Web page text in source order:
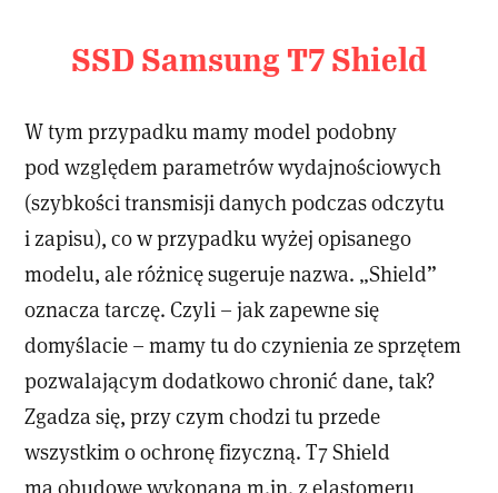
SSD Samsung T7 Shield
W tym przypadku mamy model podobny
pod względem parametrów wydajnościowych
(szybkości transmisji danych podczas odczytu
i zapisu), co w przypadku wyżej opisanego
modelu, ale różnicę sugeruje nazwa. „Shield”
oznacza tarczę. Czyli – jak zapewne się
domyślacie – mamy tu do czynienia ze sprzętem
pozwalającym dodatkowo chronić dane, tak?
Zgadza się, przy czym chodzi tu przede
wszystkim o ochronę fizyczną. T7 Shield
ma obudowę wykonaną m.in. z elastomeru,